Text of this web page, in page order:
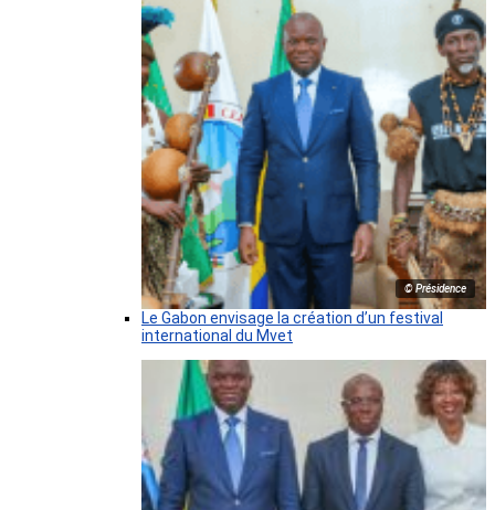
© Présidence
Le Gabon envisage la création d’un festival
international du Mvet